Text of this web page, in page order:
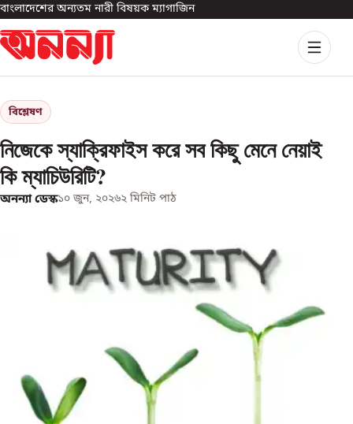
বাংলাদেশের অন্যতম নারী বিষয়ক ম্যাগাজিন
বিশ্লেষণ
নিজেকে স্যাক্রিফাইস করে সব কিছু মেনে নেয়াই
কি ম্যাচিউরিটি?
অনন্যা ডেস্ক১০ জুন, ২০২৬২ মিনিট পাঠ